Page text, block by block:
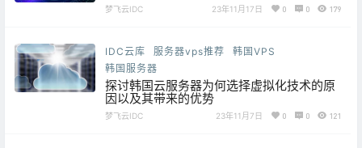
梦飞云IDC 23年11月17日 0 0 179
IDC云库 服务器vps推荐
韩国VPS
韩国服务器
探讨韩国云服务器为何选择虚拟化技术的原
因以及其带来的优势
梦飞云IDC 23年11月7日 0 0 121